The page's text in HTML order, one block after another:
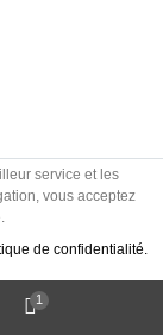
service et les
vous acceptez
de confidentialité.
Cookies
1